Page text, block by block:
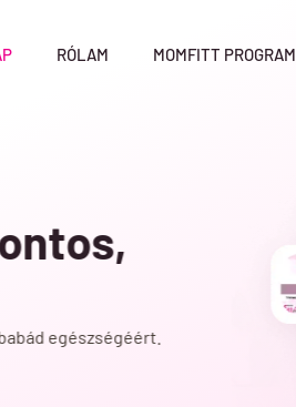
RÓLAM MOMFITT PROGRAM
a
is.
–